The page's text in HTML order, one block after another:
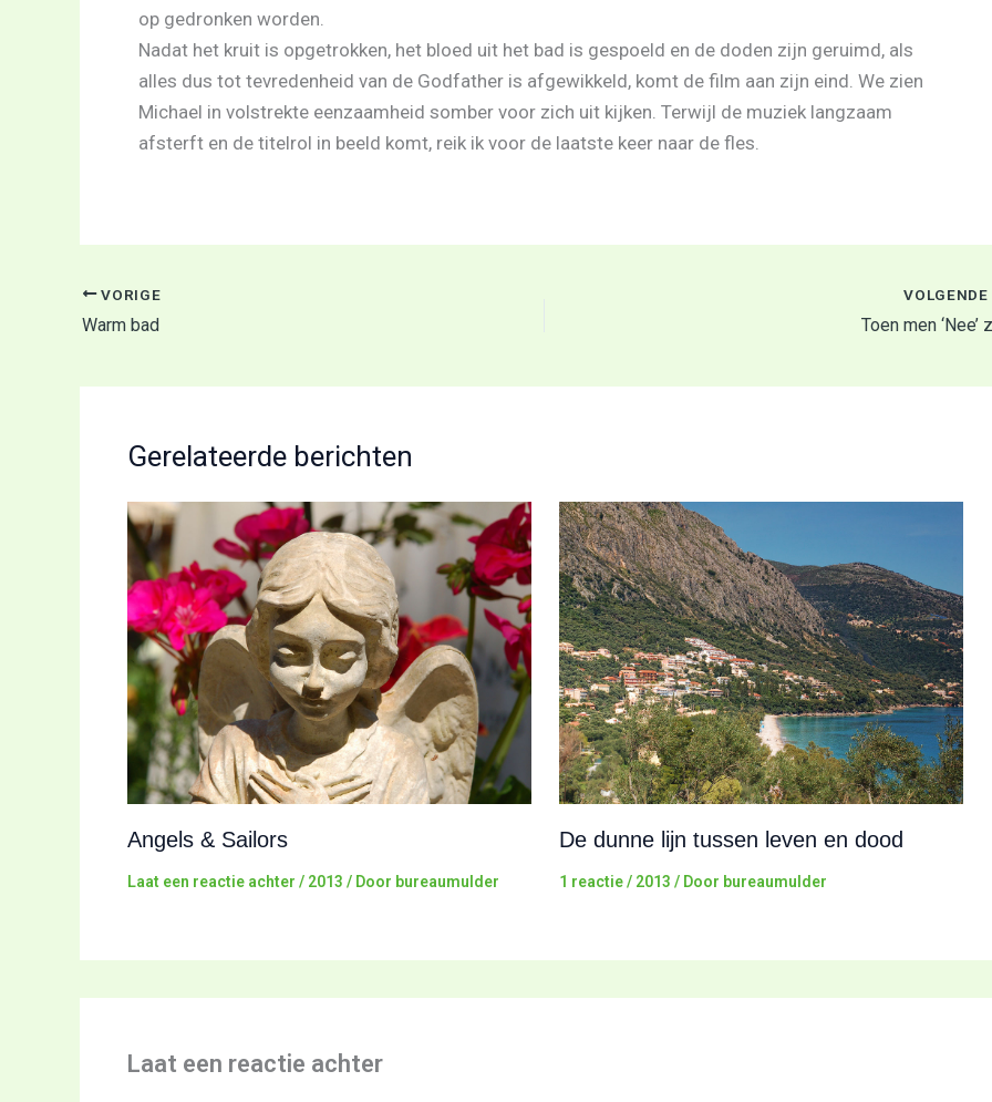
op gedronken worden.
Nadat het kruit is opgetrokken, het bloed uit het bad is gespoeld en de doden zijn geruimd, als
alles dus tot tevredenheid van de Godfather is afgewikkeld, komt de film aan zijn eind. We zien
Michael in volstrekte eenzaamheid somber voor zich uit kijken. Terwijl de muziek langzaam
afsterft en de titelrol in beeld komt, reik ik voor de laatste keer naar de fles.
VORIGE
Warm bad
VOLGENDE
Toen men ‘Nee’
Gerelateerde berichten
Angels & Sailors
Laat een reactie achter / 2013 / Door bureaumulder
De dunne lijn tussen leven en dood
1 reactie / 2013 / Door bureaumulder
Laat een reactie achter